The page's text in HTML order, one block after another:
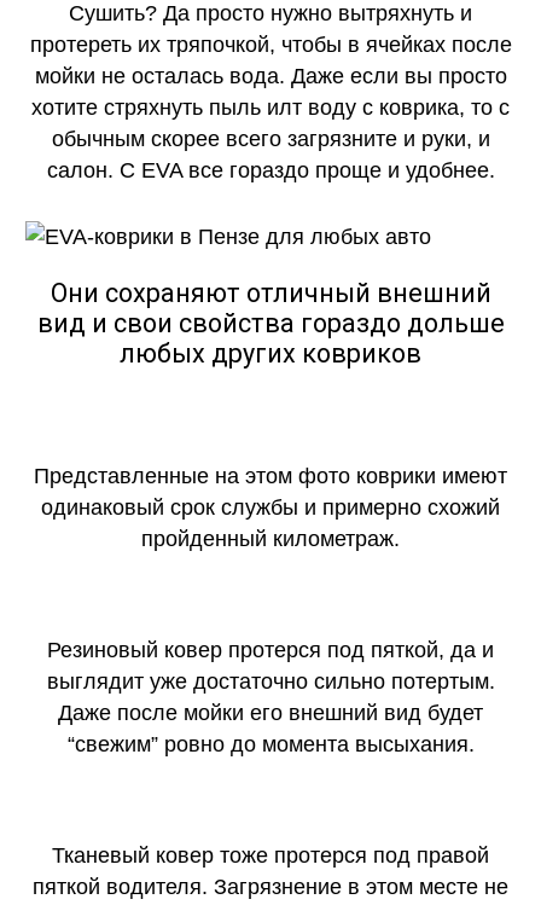
Сушить? Да просто нужно вытряхнуть и
протереть их тряпочкой, чтобы в ячейках после
мойки не осталась вода. Даже если вы просто
хотите стряхнуть пыль илт воду с коврика, то с
обычным скорее всего загрязните и руки, и
салон. С EVA все гораздо проще и удобнее.
Они сохраняют отличный внешний
вид и свои свойства гораздо дольше
любых других ковриков
Представленные на этом фото коврики имеют
одинаковый срок службы и примерно схожий
пройденный километраж.
Резиновый ковер протерся под пяткой, да и
выглядит уже достаточно сильно потертым.
Даже после мойки его внешний вид будет
“свежим” ровно до момента высыхания.
Тканевый ковер тоже протерся под правой
пяткой водителя. Загрязнение в этом месте не